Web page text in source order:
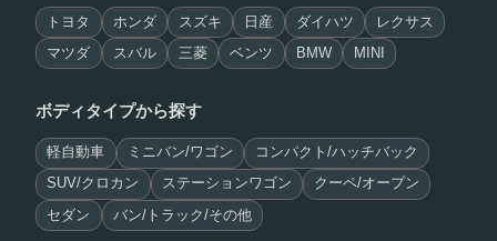
トヨタ ホンダ スズキ 日産 ダイハツ レクサス
マツダ スバル 三菱 ベンツ BMW MINI
ボディタイプから探す
軽自動車 ミニバン/ワゴン コンパクト/ハッチバック
SUV/クロカン ステーションワゴン クーペ/オープン
セダン バン/トラック/その他